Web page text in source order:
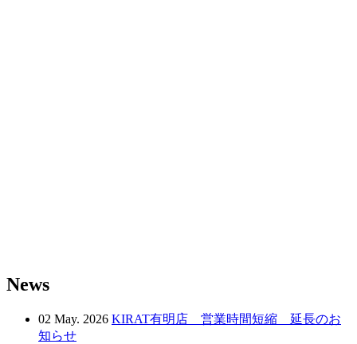
News
02 May. 2026 KIRAT有明店 営業時間短縮 延長のお
知らせ